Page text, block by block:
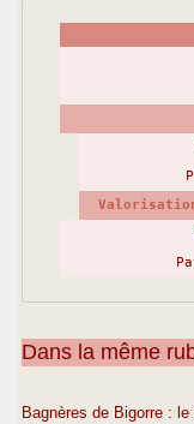
Dans la même
Bagnères de Bigorre :